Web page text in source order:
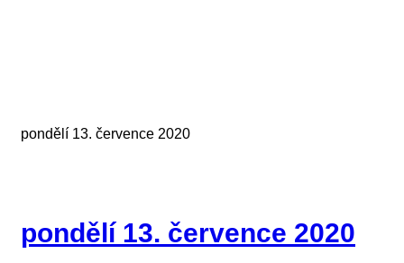
pondělí 13. července 2020
pondělí 13. července 2020